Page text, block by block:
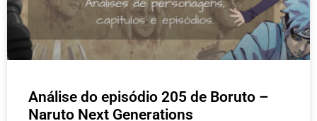
Análise do episódio 205 de Boruto –
Naruto Next Generations